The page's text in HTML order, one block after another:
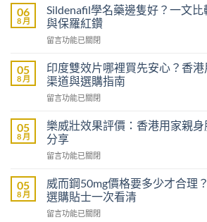
威
大
樂
威
評
價：
雙
效
勃
加
時
方，
香
港
06
8 月
Sildenafil學名藥邊隻好？一文
與保羅紅鑽
在
學
名
藥
邊
好？
一
文
比
Sidegra、
VI[DK]
保
留言功能已關閉
05
8 月
印度雙效片哪裡買先安心？香
渠道與選購指南
在
度
雙
效
片
裡
買
先
安
留言功能已關閉
05
8 月
樂威壯效果評價：香港用家親
分享
在
威
壯
效
果
留言功能已關閉
05
8 月
威而鋼50mg價格要多少才合理
選購貼士一次看清
在
留言功能已關閉